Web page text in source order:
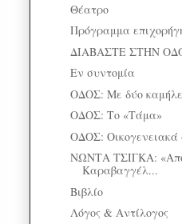
Θέατρο
Πρόγραμμα
ΔΙΑΒΑΣΤΕ ΣΤΗΝ
Εν συντομία
ΟΔΟΣ: Με δύο
ΟΔΟΣ: Το «Τάμα»
ΟΔΟΣ:
ΝΩΝΤΑ ΤΣΙΓΚΑ:
Καραβαγγέλ...
Βιβλίο
Λόγος & Αντίλογος